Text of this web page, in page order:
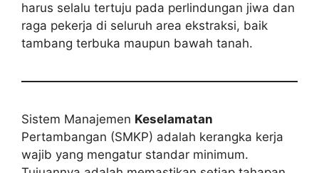
harus selalu tertuju pada perlindungan jiwa dan
raga pekerja di seluruh area ekstraksi, baik
tambang terbuka maupun bawah tanah.
Sistem Manajemen Keselamatan
Pertambangan (SMKP) adalah kerangka kerja
wajib yang mengatur standar minimum.